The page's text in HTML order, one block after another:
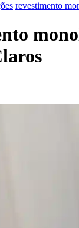
revestimento